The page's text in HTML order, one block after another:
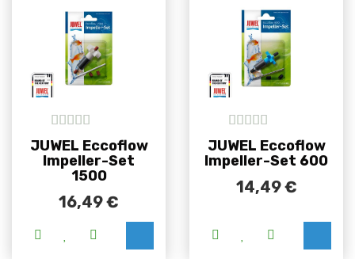
5out of 5
JUWEL Eccoflow
Impeller-Set
1500
16,49€
5out of 5
JUWEL Eccoflow
Impeller-Set 600
14,49€